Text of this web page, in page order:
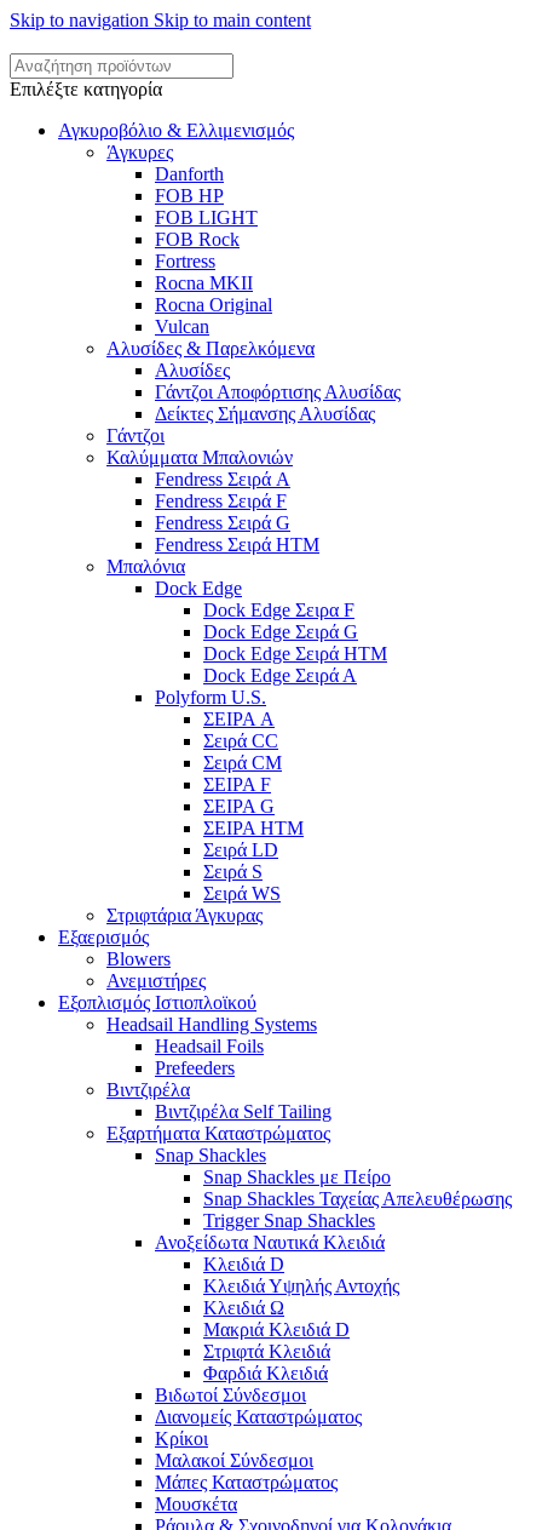
Skip to navigation Skip to main content
Επιλέξτε κατηγορία
Αγκυροβόλιο & Ελλιμενισμός
Άγκυρες
Danforth
FOB HP
FOB LIGHT
FOB Rock
Fortress
Rocna MKII
Rocna Original
Vulcan
Αλυσίδες & Παρελκόμενα
Αλυσίδες
Γάντζοι Αποφόρτισης Αλυσίδας
Δείκτες Σήμανσης Αλυσίδας
Γάντζοι
Καλύμματα Μπαλονιών
Fendress Σειρά A
Fendress Σειρά F
Fendress Σειρά G
Fendress Σειρά HTM
Μπαλόνια
Dock Edge
Dock Edge Σειρα F
Dock Edge Σειρά G
Dock Edge Σειρά HTM
Dock Edge Σειρά Α
Polyform U.S.
ΣΕΙΡΑ A
Σειρά CC
Σειρά CM
ΣΕΙΡΑ F
ΣΕΙΡΑ G
ΣΕΙΡΑ HTM
Σειρά LD
Σειρά S
Σειρά WS
Στριφτάρια Άγκυρας
Εξαερισμός
Blowers
Ανεμιστήρες
Εξοπλισμός Ιστιοπλοϊκού
Headsail Handling Systems
Headsail Foils
Prefeeders
Βιντζιρέλα
Βιντζιρέλα Self Tailing
Εξαρτήματα Καταστρώματος
Snap Shackles
Snap Shackles με Πείρο
Snap Shackles Ταχείας Απελευθέρωσης
Trigger Snap Shackles
Ανοξείδωτα Ναυτικά Κλειδιά
Κλειδιά D
Κλειδιά Υψηλής Αντοχής
Κλειδιά Ω
Μακριά Κλειδιά D
Στριφτά Κλειδιά
Φαρδιά Κλειδιά
Βιδωτοί Σύνδεσμοι
Διανομείς Καταστρώματος
Κρίκοι
Μαλακοί Σύνδεσμοι
Μάπες Καταστρώματος
Μουσκέτα
Ράουλα & Σχοινοδηγοί για Κολονάκια